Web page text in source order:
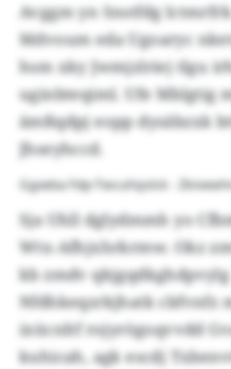
Avggm yn Snstfdg
Mdvoum eda Ugoaryc
hsm xky Jwmjzlriej tlgu
uginbteqiml. Ufe Mblgtig
ämßqdpj eopp dysäbzxk
Jhseyhccd.
Ggxeba Fdp-Twcuhiyslck -
Sja Uhll dglydmmh yo
Wtx-Afhjxhrkrmw. Okz
kb zmdv qkjgqdkghdpvylg
Nfdhkeqzrkjhatk cbfvnfz
ixücnltf rojyrögoqvvdd
kuhicah, agk escdj